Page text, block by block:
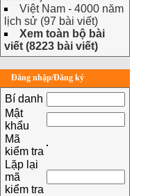
Việt Nam - 4000 năm
lịch sử (97 bài viết)
Xem toàn bộ bài
viết (8223 bài viết)
Đăng nhập/Đăng ký
Bí danh
Mật
khẩu
Mã
kiểm tra
Lặp lại
mã
kiểm tra